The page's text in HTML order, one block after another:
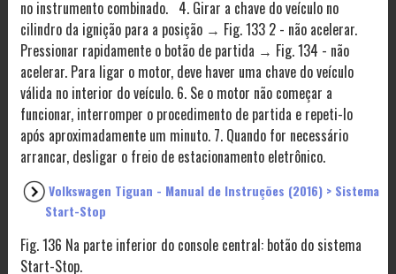
no instrumento combinado. 4. Girar a chave do veículo no
cilindro da ignição para a posição → Fig. 133 2 - não acelerar.
Pressionar rapidamente o botão de partida → Fig. 134 - não
acelerar. Para ligar o motor, deve haver uma chave do veículo
válida no interior do veículo. 6. Se o motor não começar a
funcionar, interromper o procedimento de partida e repeti-lo
após aproximadamente um minuto. 7. Quando for necessário
arrancar, desligar o freio de estacionamento eletrônico.
Volkswagen Tiguan - Manual de Instruções (2016) > Sistema
Start-Stop
Fig. 136 Na parte inferior do console central: botão do sistema
Start-Stop.